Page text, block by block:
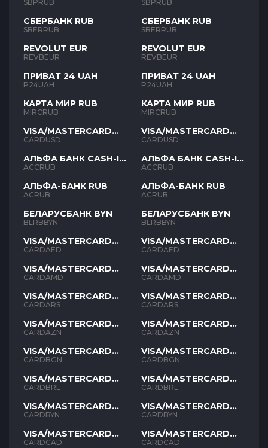
SBPRUB
СБЕРБАНК RUB
SBERRUB
REVOLUT EUR
REVBEUR
ПРИВАТ 24 UAH
P24UAH
КАРТА МИР RUB
MIRCRUB
VISA/MASTERCARD
USD
CARDUSD
АЛЬФА БАНК CASH-IN
RUB
ACCRUB
АЛЬФА-БАНК RUB
ACRUB
БЕЛАРУСБАНК BYN
BLRBBYN
VISA/MASTERCARD
AED
CARDAED
VISA/MASTERCARD
AMD
CARDAMD
VISA/MASTERCARD
ARS
CARDARS
VISA/MASTERCARD
AZN
CARDAZN
VISA/MASTERCARD
BGN
CARDBGN
VISA/MASTERCARD
BRL
CARDBRL
VISA/MASTERCARD
BYN
CARDBYN
VISA/MASTERCARD
CAD
CARDCAD
SBPRUB
СБЕРБАНК RUB
SBERRUB
REVOLUT EUR
REVBEUR
ПРИВАТ 24 UAH
P24UAH
КАРТА МИР RUB
MIRCRUB
VISA/MASTERCARD
USD
CARDUSD
АЛЬФА БАНК CASH-IN
RUB
ACCRUB
АЛЬФА-БАНК RUB
ACRUB
БЕЛАРУСБАНК BYN
BLRBBYN
VISA/MASTERCARD
AED
CARDAED
VISA/MASTERCARD
AMD
CARDAMD
VISA/MASTERCARD
ARS
CARDARS
VISA/MASTERCARD
AZN
CARDAZN
VISA/MASTERCARD
BGN
CARDBGN
VISA/MASTERCARD
BRL
CARDBRL
VISA/MASTERCARD
BYN
CARDBYN
VISA/MASTERCARD
CAD
CARDCAD